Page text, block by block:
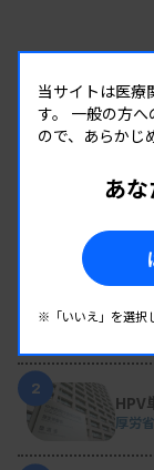
生理
2
HPV
厚労
当サイトは医療
す。 一般の方
ので、あらかじ
あ
※「いいえ」を選択